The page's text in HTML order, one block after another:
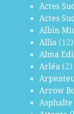
Actes
Actes
Albin
Allia (12)
Alma
Arléa (2)
Arrow
Asphalte